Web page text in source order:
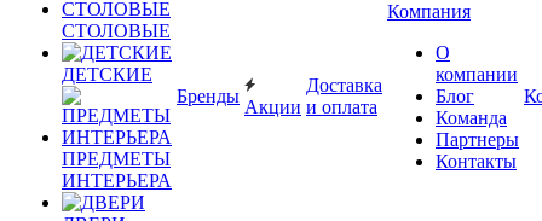
СТОЛОВЫЕ
ДЕТСКИЕ
ПРЕДМЕТЫ
ИНТЕРЬЕРА
Бренды
Акции
Доставка
и оплата
Компания
О
компании
Блог
Команда
Партнеры
Контакты